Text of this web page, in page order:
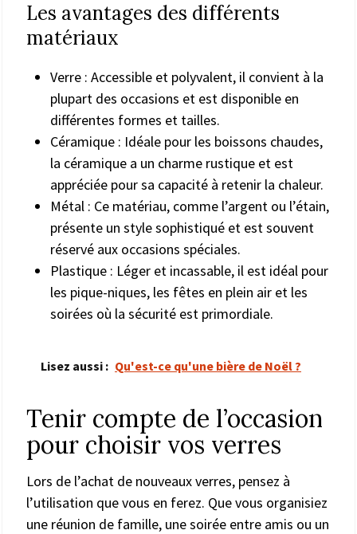
Les avantages des différents
matériaux
Verre : Accessible et polyvalent, il convient à la
plupart des occasions et est disponible en
différentes formes et tailles.
Céramique : Idéale pour les boissons chaudes,
la céramique a un charme rustique et est
appréciée pour sa capacité à retenir la chaleur.
Métal : Ce matériau, comme l’argent ou l’étain,
présente un style sophistiqué et est souvent
réservé aux occasions spéciales.
Plastique : Léger et incassable, il est idéal pour
les pique-niques, les fêtes en plein air et les
soirées où la sécurité est primordiale.
Lisez aussi : Qu'est-ce qu'une bière de Noël ?
Tenir compte de l’occasion
pour choisir vos verres
Lors de l’achat de nouveaux verres, pensez à
l’utilisation que vous en ferez. Que vous organisiez
une réunion de famille, une soirée entre amis ou un